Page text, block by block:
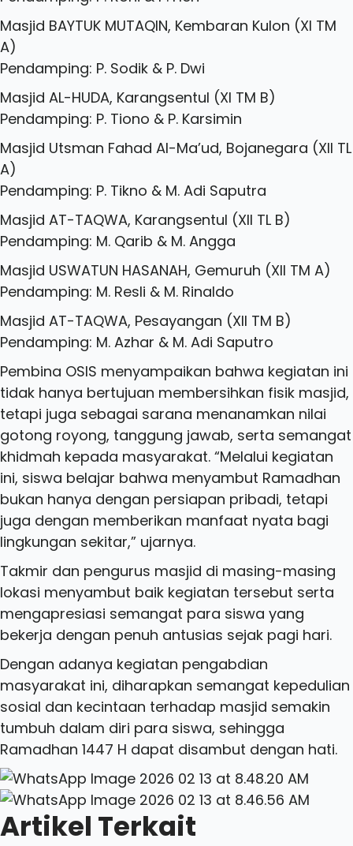
Masjid BAYTUK MUTAQIN, Kembaran Kulon (XI TM
A)
Pendamping: P. Sodik & P. Dwi
Masjid AL-HUDA, Karangsentul (XI TM B)
Pendamping: P. Tiono & P. Karsimin
Masjid Utsman Fahad Al-Ma’ud, Bojanegara (XII TL
A)
Pendamping: P. Tikno & M. Adi Saputra
Masjid AT-TAQWA, Karangsentul (XII TL B)
Pendamping: M. Qarib & M. Angga
Masjid USWATUN HASANAH, Gemuruh (XII TM A)
Pendamping: M. Resli & M. Rinaldo
Masjid AT-TAQWA, Pesayangan (XII TM B)
Pendamping: M. Azhar & M. Adi Saputro
Pembina OSIS menyampaikan bahwa kegiatan ini
tidak hanya bertujuan membersihkan fisik masjid,
tetapi juga sebagai sarana menanamkan nilai
gotong royong, tanggung jawab, serta semangat
khidmah kepada masyarakat. “Melalui kegiatan
ini, siswa belajar bahwa menyambut Ramadhan
bukan hanya dengan persiapan pribadi, tetapi
juga dengan memberikan manfaat nyata bagi
lingkungan sekitar,” ujarnya.
Takmir dan pengurus masjid di masing-masing
lokasi menyambut baik kegiatan tersebut serta
mengapresiasi semangat para siswa yang
bekerja dengan penuh antusias sejak pagi hari.
Dengan adanya kegiatan pengabdian
masyarakat ini, diharapkan semangat kepedulian
sosial dan kecintaan terhadap masjid semakin
tumbuh dalam diri para siswa, sehingga
Ramadhan 1447 H dapat disambut dengan hati.
Artikel Terkait